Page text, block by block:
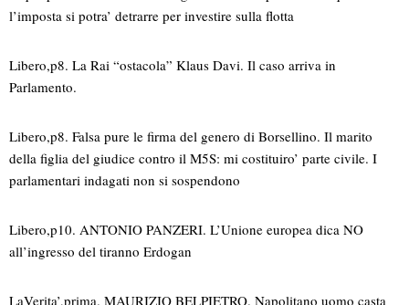
l’imposta si potra’ detrarre per investire sulla flotta
Libero,p8. La Rai “ostacola” Klaus Davi. Il caso arriva in
Parlamento.
Libero,p8. Falsa pure le firma del genero di Borsellino. Il marito
della figlia del giudice contro il M5S: mi costituiro’ parte civile. I
parlamentari indagati non si sospendono
Libero,p10. ANTONIO PANZERI. L’Unione europea dica NO
all’ingresso del tiranno Erdogan
LaVerita’,prima. MAURIZIO BELPIETRO. Napolitano uomo casta